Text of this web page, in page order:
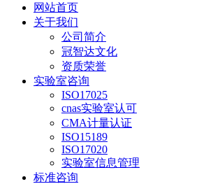
网站首页
关于我们
公司简介
冠智达文化
资质荣誉
实验室咨询
ISO17025
cnas实验室认可
CMA计量认证
ISO15189
ISO17020
实验室信息管理
标准咨询